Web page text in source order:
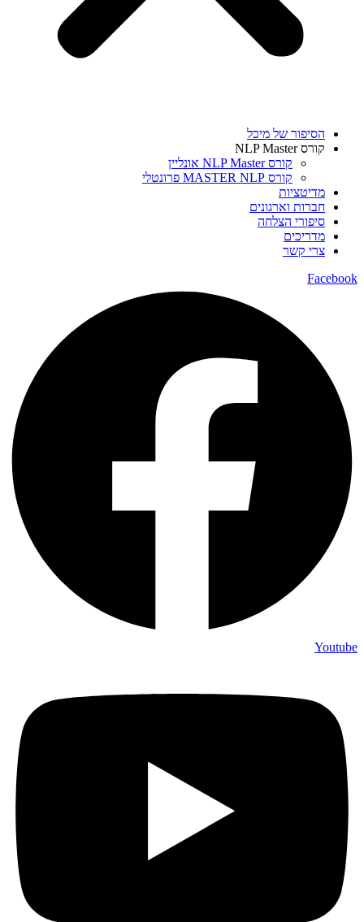
הסיפור של מיכל
קורס NLP Master
קורס NLP Master אונליין
קורס MASTER NLP פרונטלי
מדיטציות
חברות וארגונים
סיפורי הצלחה
מדריכים
צרי קשר
Facebook
Youtube